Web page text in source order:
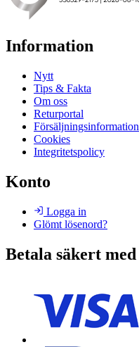
Information
Nytt
Tips & Fakta
Om oss
Returportal
Försäljningsinformation
Cookies
Integritetspolicy
Konto
Logga in
Glömt lösenord?
Betala säkert med